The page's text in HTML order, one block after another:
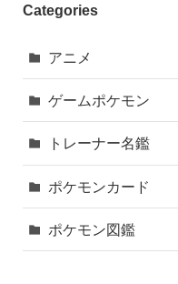
Categories
アニメ
ゲームポケモン
トレーナー名鑑
ポケモンカード
ポケモン図鑑